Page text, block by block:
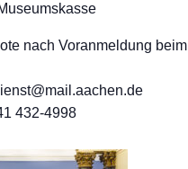
nach Voranmeldung
432-4998